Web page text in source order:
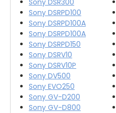
Sony DSRPD100
Sony DSRPD100A
Sony DSRPD100A
Sony DSRPD150
Sony DSRV10
Sony DSRV10P
Sony DV500
Sony EVO250
Sony GV-D200
Sony GV-D800